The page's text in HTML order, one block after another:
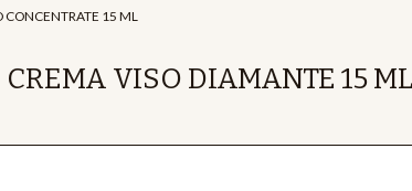
CONCENTRATE 15 ML
VISO DIAMANTE 15 ML